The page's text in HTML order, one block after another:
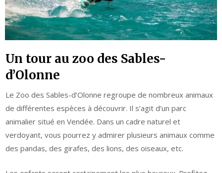
Un tour au zoo des Sables-
d’Olonne
Le Zoo des Sables-d’Olonne regroupe de nombreux animaux
de différentes espèces à découvrir. Il s’agit d’un parc
animalier situé en Vendée. Dans un cadre naturel et
verdoyant, vous pourrez y admirer plusieurs animaux comme
des pandas, des girafes, des lions, des oiseaux, etc.